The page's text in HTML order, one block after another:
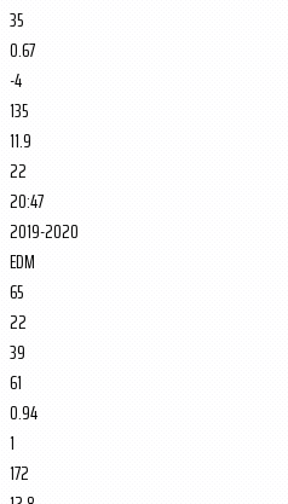
35
0.67
-4
135
11.9
22
20:47
2019-2020
EDM
65
22
39
61
0.94
1
172